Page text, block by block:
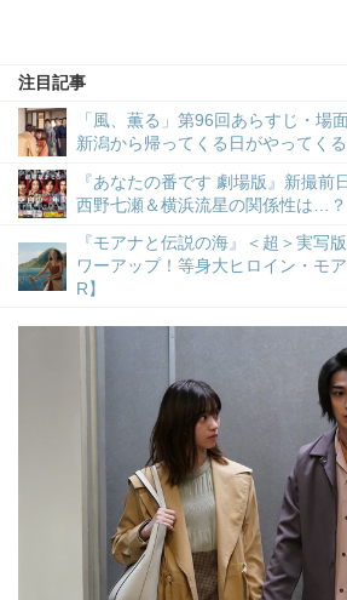
注目記事
「風、薫る」第96回あらすじ・
新潟から帰ってくる日がやってく
『あなたの番です 劇場版』新撮前
西野七瀬＆横浜流星の関係性は…？
『モアナと伝説の海』＜超＞実写
ワーアップ！等身大ヒロイン・モ
R】